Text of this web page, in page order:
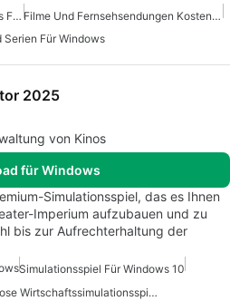
Filme Und Tv Sendungen Kostenlos Fuer Windows
Filme Und Fernsehsendungen Kostenlos Für Windows
Serien Für Windows
2025
von Kinos
für Windows
Simulationsspiel, das es Ihnen
Imperium aufzubauen und zu
bis zur Aufrechterhaltung der
Simulationsspiel Für Windows 10
Kostenlose Wirtschaftssimulationsspiele